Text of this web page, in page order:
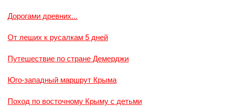
Дорогами древних...
От леших к русалкам 5 дней
Путешествие по стране Демерджи
Юго-западный маршрут Крыма
Поход по восточному Крыму с детьми